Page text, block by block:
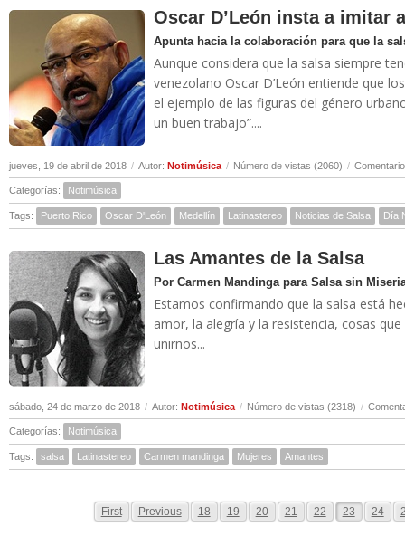
Oscar D’León insta a imitar
Apunta hacia la colaboración para que la
Aunque considera que la salsa siempre
venezolano Oscar D’León entiende que
el ejemplo de las figuras del género
un buen trabajo”....
jueves, 19 de abril de 2018 / Autor: Notimúsica / Número de vistas (2060) /
Categorías: Notimúsica
Tags: Puerto Rico Oscar D'León Medellín Latinastereo Noticias de Salsa Día
Las Amantes de la Salsa
Por Carmen Mandinga para Salsa sin
Estamos confirmando que la salsa está
amor, la alegría y la resistencia, cosas
unirnos...
sábado, 24 de marzo de 2018 / Autor: Notimúsica / Número de vistas (2318) /
Categorías: Notimúsica
Tags: salsa Latinastereo Carmen mandinga Mujeres Amantes
First Previous 18 19 20 21 22 23 24